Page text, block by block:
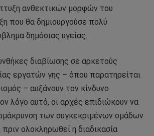
ανθεκτικών μορφών του
που θα δημιουργούσε πολύ
δημόσιας υγείας.
διαβίωσης σε αρκετούς
εργατών γης – όπου παρατηρείται
– αυξάνουν τον κίνδυνο
λόγο αυτό, οι αρχές επιδιώκουν να
των συγκεκριμένων ομάδων
ολοκληρωθεί η διαδικασία